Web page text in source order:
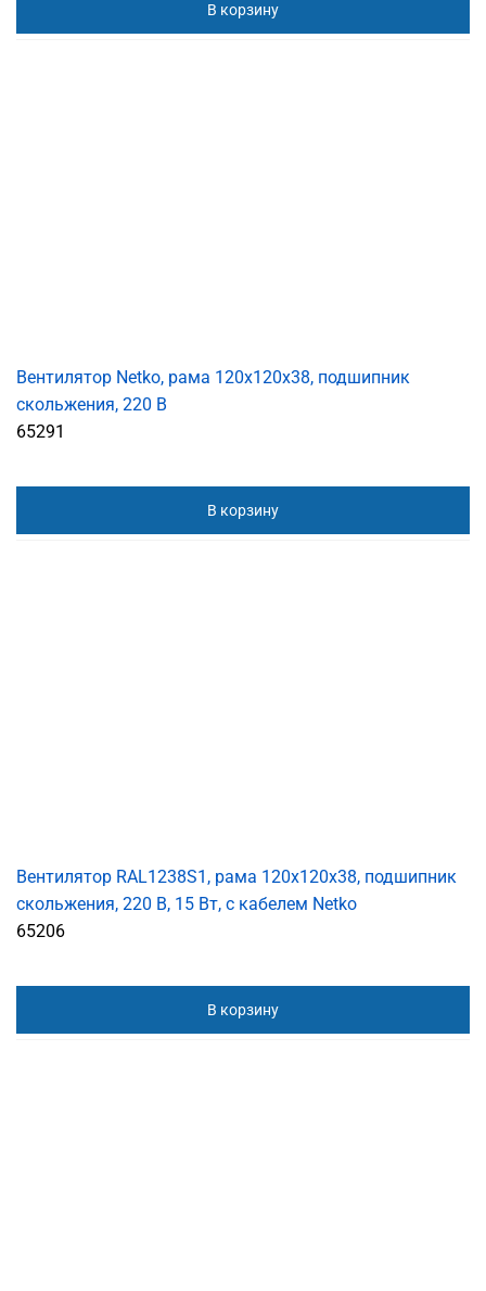
В корзину
Вентилятор Netko, рама 120х120х38, подшипник
скольжения, 220 В
65291
В корзину
Вентилятор RAL1238S1, рама 120х120х38, подшипник
скольжения, 220 В, 15 Вт, с кабелем Netko
65206
В корзину